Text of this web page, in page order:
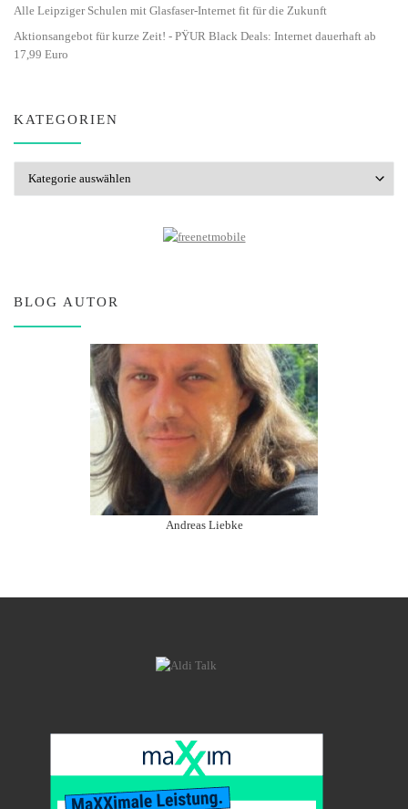
Alle Leipziger Schulen mit Glasfaser-Internet fit für die Zukunft
Aktionsangebot für kurze Zeit! - PŸUR Black Deals: Internet dauerhaft ab
17,99 Euro
KATEGORIEN
BLOG AUTOR
Andreas Liebke